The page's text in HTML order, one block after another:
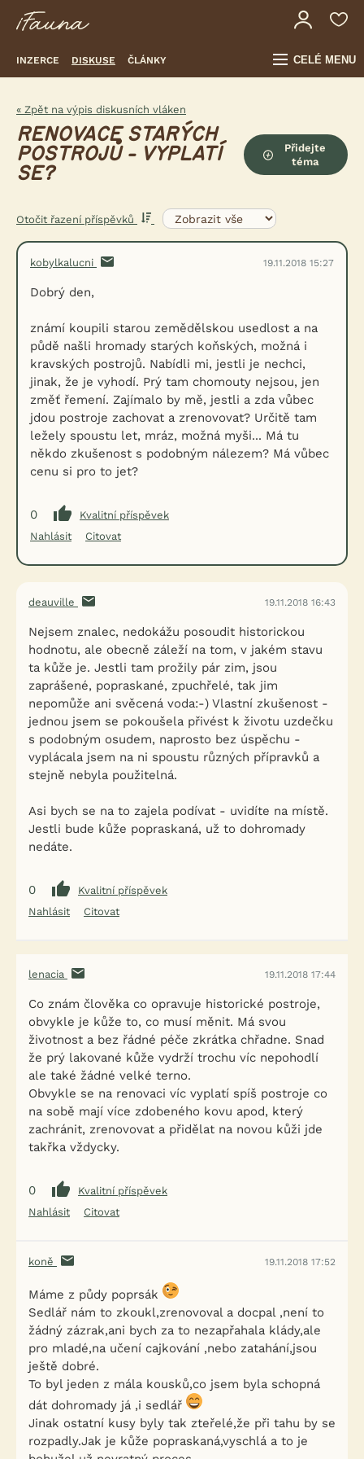
INZERCE DISKUSE ČLÁNKY CELÉ MENU
« Zpět na výpis diskusních vláken
RENOVACE STARÝCH
POSTROJŮ - VYPLATÍ
SE?
Přidejte
téma
Otočit řazení příspěvků
kobylkalucni 19.11.2018 15:27
Dobrý den,
známí koupili starou zemědělskou usedlost a na
půdě našli hromady starých koňských, možná i
kravských postrojů. Nabídli mi, jestli je nechci,
jinak, že je vyhodí. Prý tam chomouty nejsou, jen
změť řemení. Zajímalo by mě, jestli a zda vůbec
jdou postroje zachovat a zrenovovat? Určitě tam
ležely spoustu let, mráz, možná myši... Má tu
někdo zkušenost s podobným nálezem? Má vůbec
cenu si pro to jet?
0
Kvalitní příspěvek
Nahlásit
Citovat
deauville 19.11.2018 16:43
Nejsem znalec, nedokážu posoudit historickou
hodnotu, ale obecně záleží na tom, v jakém stavu
ta kůže je. Jestli tam prožily pár zim, jsou
zaprášené, popraskané, zpuchřelé, tak jim
nepomůže ani svěcená voda:-) Vlastní zkušenost -
jednou jsem se pokoušela přivést k životu uzdečku
s podobným osudem, naprosto bez úspěchu -
vyplácala jsem na ni spoustu různých přípravků a
stejně nebyla použitelná.
Asi bych se na to zajela podívat - uvidíte na místě.
Jestli bude kůže popraskaná, už to dohromady
nedáte.
0
Kvalitní příspěvek
Nahlásit
Citovat
lenacia 19.11.2018 17:44
Co znám člověka co opravuje historické postroje,
obvykle je kůže to, co musí měnit. Má svou
životnost a bez řádné péče zkrátka chřadne. Snad
že prý lakované kůže vydrží trochu víc nepohodlí
ale také žádné velké terno.
Obvykle se na renovaci víc vyplatí spíš postroje co
na sobě mají více zdobeného kovu apod, který
zachránit, zrenovovat a přidělat na novou kůži jde
takřka vždycky.
0
Kvalitní příspěvek
Nahlásit
Citovat
koně 19.11.2018 17:52
Máme z půdy poprsák
Sedlář nám to zkoukl,zrenovoval a docpal ,není to
žádný zázrak,ani bych za to nezapřahala klády,ale
pro mladé,na učení cajkování ,nebo zatahání,jsou
ještě dobré.
To byl jeden z mála kousků,co jsem byla schopná
dát dohromady já ,i sedlář
Jinak ostatní kusy byly tak zteřelé,že při tahu by se
rozpadly.Jak je kůže popraskaná,vyschlá a to je